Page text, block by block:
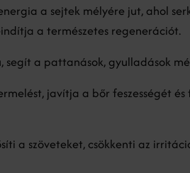
a sejtek mélyére jut, ahol
a természetes regenerációt.
a pattanások, gyulladások
javítja a bőr feszességét
a szöveteket, csökkenti az